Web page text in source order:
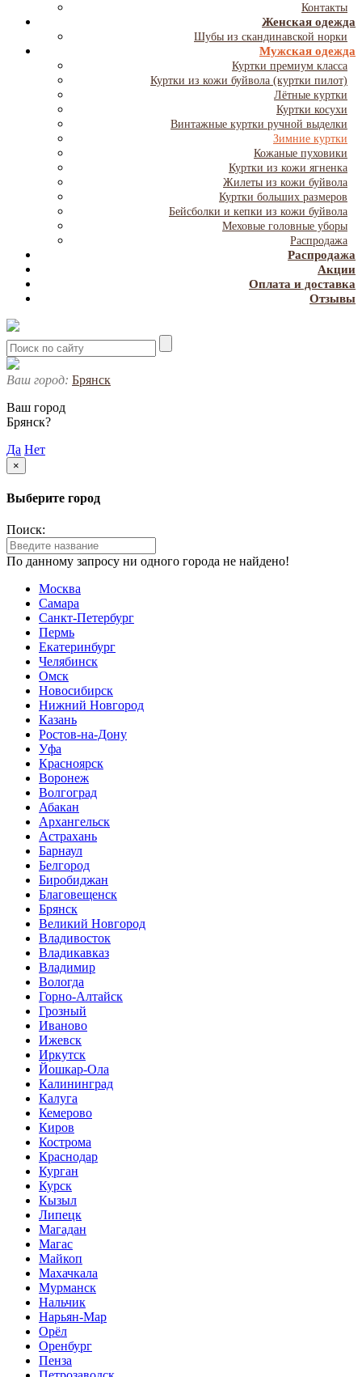
Контакты
Женская одежда
Шубы из скандинавской норки
Мужская одежда
Куртки премиум класса
Куртки из кожи буйвола (куртки пилот)
Лётные куртки
Куртки косухи
Винтажные куртки ручной выделки
Зимние куртки
Кожаные пуховики
Куртки из кожи ягненка
Жилеты из кожи буйвола
Куртки больших размеров
Бейсболки и кепки из кожи буйвола
Меховые головные уборы
Распродажа
Распродажа
Акции
Оплата и доставка
Отзывы
Ваш город: Брянск
Ваш город
Брянск?
Да Нет
×
Выберите город
Поиск:
По данному запросу ни одного города не найдено!
Москва
Самара
Санкт-Петербург
Пермь
Екатеринбург
Челябинск
Омск
Новосибирск
Нижний Новгород
Казань
Ростов-на-Дону
Уфа
Красноярск
Воронеж
Волгоград
Абакан
Архангельск
Астрахань
Барнаул
Белгород
Биробиджан
Благовещенск
Брянск
Великий Новгород
Владивосток
Владикавказ
Владимир
Вологда
Горно-Алтайск
Грозный
Иваново
Ижевск
Иркутск
Йошкар-Ола
Калининград
Калуга
Кемерово
Киров
Кострома
Краснодар
Курган
Курск
Кызыл
Липецк
Магадан
Магас
Майкоп
Махачкала
Мурманск
Нальчик
Нарьян-Мар
Орёл
Оренбург
Пенза